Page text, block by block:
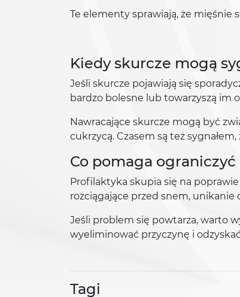
Te elementy sprawiają, że mięśnie
Kiedy skurcze mogą
Jeśli skurcze pojawiają się
bardzo bolesne lub towarzyszą im
Nawracające skurcze mogą być
cukrzycą. Czasem są też
Co pomaga
Profilaktyka skupia się na
rozciągające przed snem,
Jeśli problem się powtarza, warto
wyeliminować przyczynę i
Tagi